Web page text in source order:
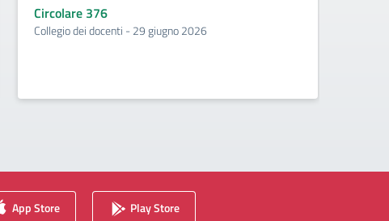
Circolare 376
Collegio dei docenti - 29 giugno 2026
App Store Play Store